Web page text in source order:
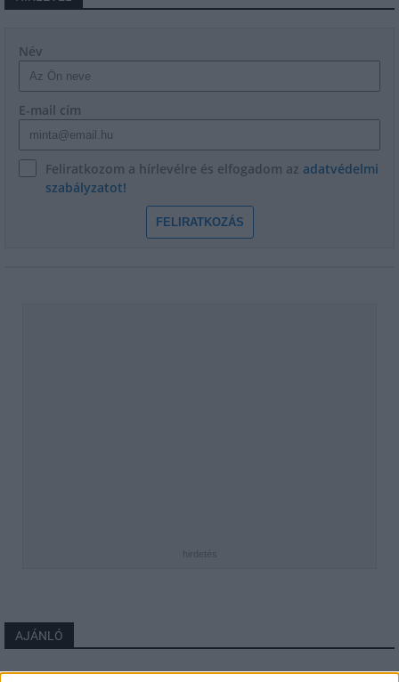
Név
E-mail cím
Feliratkozom a hírlevélre és elfogadom az adatvédelmi
szabályzatot!
FELIRATKOZÁS
hirdetés
AJÁNLÓ